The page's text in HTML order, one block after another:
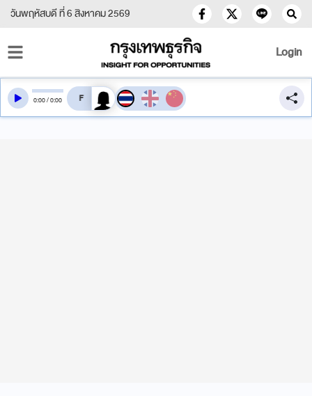
วันพฤหัสบดี ที่ 6 สิงหาคม 2569
Login
0:00/0:00 สลับเสียงอ่าน